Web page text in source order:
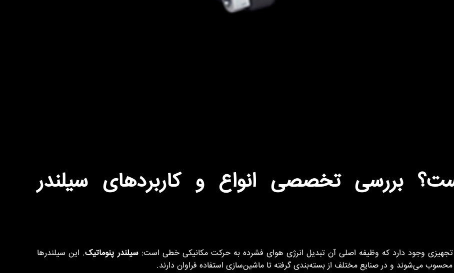
بررسی تخصصی انواع و کاربردهای سیلندر
تجهیزی وجود دارد که وظیفه اصلی آن تبدیل انرژی هوای فشرده به حرکت مکانیکی خطی است:سیلندر پنوماتیک. این سیلندرها
می‌شوند و در صنایع مختلف از بسته‌بندی گرفته تا ماشین‌سازی استفاده فراوان دارند.